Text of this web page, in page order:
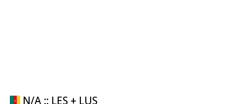
N/A :: LES + LUS